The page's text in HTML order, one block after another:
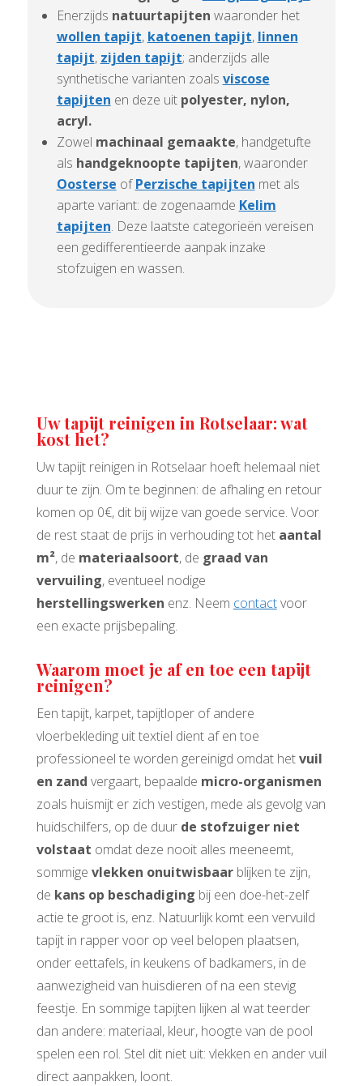
Enerzijds natuurtapijten waaronder het
wollen tapijt, katoenen tapijt, linnen
tapijt, zijden tapijt; anderzijds alle
synthetische varianten zoals viscose
tapijten en deze uitpolyester, nylon,
acryl.
Zowel machinaal gemaakte, handgetufte
als handgeknoopte tapijten, waaronder
Oosterse ofPerzische tapijten met als
aparte variant: de zogenaamde Kelim
tapijten. Deze laatste categorieën vereisen
een gedifferentieerde aanpak inzake
stofzuigen en wassen.
Uw tapijt reinigen in Rotselaar: wat
kost het?
Uw tapijt reinigen in Rotselaar hoeft helemaal niet
duur te zijn. Om te beginnen: de afhaling en retour
komen op 0€, dit bij wijze van goede service. Voor
de rest staat de prijs in verhouding tot het aantal
m², de materiaalsoort, de graad van
vervuiling, eventueel nodige
herstellingswerken enz. Neem contactvoor
een exacte prijsbepaling.
Waarom moet je af en toe een tapijt
reinigen?
Een tapijt, karpet, tapijtloper of andere
vloerbekleding uit textiel dient af en toe
professioneel te worden gereinigd omdat hetvuil
en zand vergaart, bepaalde micro-organismen
zoals huismijt er zich vestigen, mede als gevolg van
huidschilfers, op de duur de stofzuiger niet
volstaat omdat deze nooit alles meeneemt,
sommige vlekken onuitwisbaarblijken te zijn,
de kans op beschadiging bij een doe-het-zelf
actie te groot is, enz. Natuurlijk komt een vervuild
tapijt in rapper voor op veel belopen plaatsen,
onder eettafels, in keukens of badkamers, in de
aanwezigheid van huisdieren of na een stevig
feestje. En sommige tapijten lijken al wat teerder
dan andere: materiaal, kleur, hoogte van de pool
spelen een rol. Stel dit niet uit: vlekken en ander vuil
direct aanpakken, loont.